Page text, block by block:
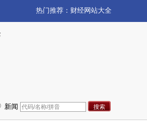
热门推荐： 财经网站大全
新闻